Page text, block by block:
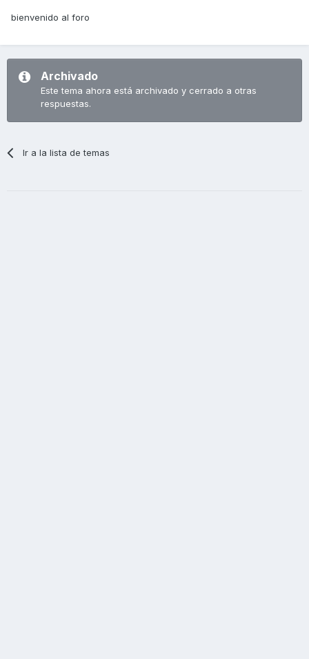
bienvenido al foro
Archivado
Este tema ahora está archivado y cerrado a otras
respuestas.
Ir a la lista de temas